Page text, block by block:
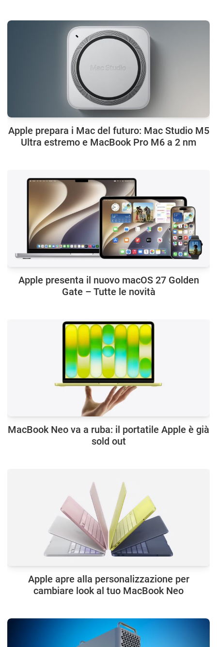
Apple prepara i Mac del futuro: Mac Studio M5
Ultra estremo e MacBook Pro M6 a 2 nm
Apple presenta il nuovo macOS 27 Golden
Gate – Tutte le novità
MacBook Neo va a ruba: il portatile Apple è già
sold out
Apple apre alla personalizzazione per
cambiare look al tuo MacBook Neo